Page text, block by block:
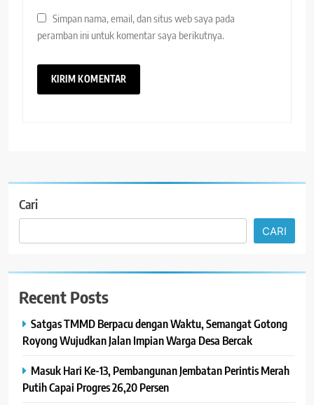
Simpan nama, email, dan situs web saya pada
peramban ini untuk komentar saya berikutnya.
Cari
CARI
Recent Posts
Satgas TMMD Berpacu dengan Waktu, Semangat Gotong
Royong Wujudkan Jalan Impian Warga Desa Bercak
Masuk Hari Ke-13, Pembangunan Jembatan Perintis Merah
Putih Capai Progres 26,20 Persen